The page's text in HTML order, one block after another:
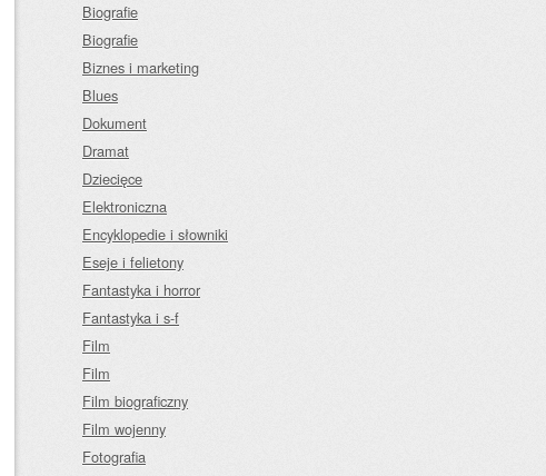
Biografie
Biografie
Biznes i marketing
Blues
Dokument
Dramat
Dziecięce
Elektroniczna
Encyklopedie i słowniki
Eseje i felietony
Fantastyka i horror
Fantastyka i s-f
Film
Film
Film biograficzny
Film wojenny
Fotografia